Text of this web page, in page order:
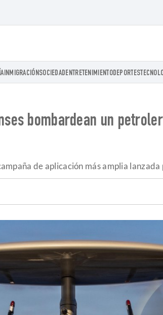
INMIGRACIÓNSOCIEDADENTRETENIMIENTODEPORTES
bombardean un
de aplicación más amplia